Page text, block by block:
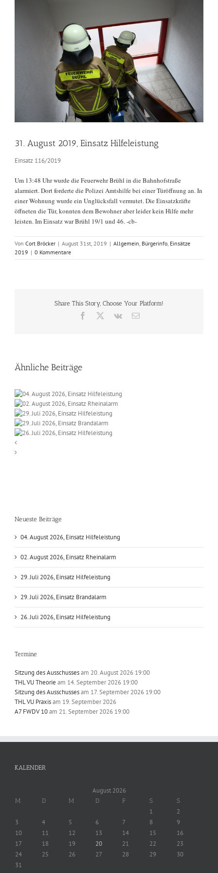
31. August 2019, Einsatz Hilfeleistung
Einsatz 116/2019
Um 13:48 Uhr wurde die Feuerwehr Brühl in die Bahnhofstraße
alarmiert. Dort forderte die Polizei Amtshilfe bei einer Türöffnung an. In
einer Wohnung wurde ein Unglücksfall vermutet. Die Einsatzkräfte
öffneten die Tür, konnten dem Bewohner aber leider kein Hilfe mehr
leisten. Im Einsatz war Brühl 19/1 und 46. -cb-
Von Cort Bröcker | August 31st, 2019 | Allgemein, Bürgerinfo, Einsätze
2019 | 0 Kommentare
Share This Story, Choose Your Platform!
Facebook Vk
E-
Ähnliche Beiträge
Neueste Beiträge
04. August 2026, Einsatz Hilfeleistung
02. August 2026, Einsatz Rheinalarm
29. Juli 2026, Einsatz Hilfeleistung
29. Juli 2026, Einsatz Brandalarm
26. Juli 2026, Einsatz Hilfeleistung
Termine
Sitzung des Ausschussesam 20. August 2026 19:00
THL VU Theorie am 14. September 2026 19:00
Sitzung des Ausschussesam 17. September 2026 19:00
THL VU Praxisam 19. September 2026
A7 FWDV 10am 21. September 2026 19:00
KALENDER
August 2026
M D M D F S S
1
2
3
4 5 6 7 8
9
10
11 12 13 14 15
16
17
18 19 20 21 22
23
24
25 26 27 28 29
30
31